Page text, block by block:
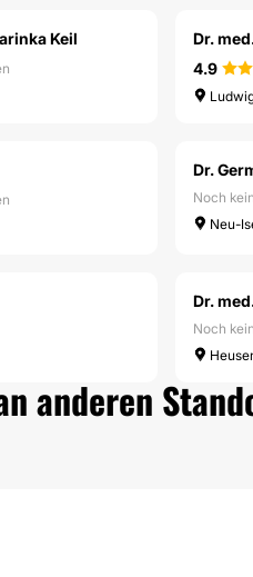
Keil
Dr.
4.9
Dr.
Noch
Neu-
Dr.
Noch
anderen